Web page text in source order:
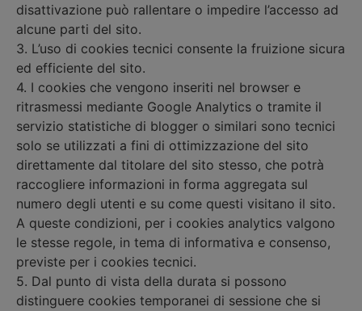
disattivazione può rallentare o impedire l’accesso ad
alcune parti del sito.
3. L’uso di cookies tecnici consente la fruizione sicura
ed efficiente del sito.
4. I cookies che vengono inseriti nel browser e
ritrasmessi mediante Google Analytics o tramite il
servizio statistiche di blogger o similari sono tecnici
solo se utilizzati a fini di ottimizzazione del sito
direttamente dal titolare del sito stesso, che potrà
raccogliere informazioni in forma aggregata sul
numero degli utenti e su come questi visitano il sito.
A queste condizioni, per i cookies analytics valgono
le stesse regole, in tema di informativa e consenso,
previste per i cookies tecnici.
5. Dal punto di vista della durata si possono
distinguere cookies temporanei di sessione che si